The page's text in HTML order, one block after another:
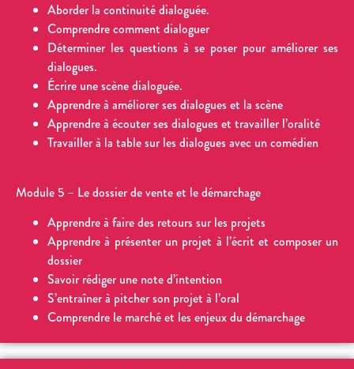
Aborder la continuité dialoguée.
Comprendre comment dialoguer
Déterminer les questions à se poser pour améliorer ses
dialogues.
Écrire une scène dialoguée.
Apprendre à améliorer ses dialogues et la scène
Apprendre à écouter ses dialogues et travailler l’oralité
Travailler à la table sur les dialogues avec un comédien
Module 5 – Le dossier de vente et le démarchage
Apprendre à faire des retours sur les projets
Apprendre à présenter un projet à l’écrit et composer un
dossier
Savoir rédiger une note d’intention
S’entraîner à pitcher son projet à l’oral
Comprendre le marché et les enjeux du démarchage